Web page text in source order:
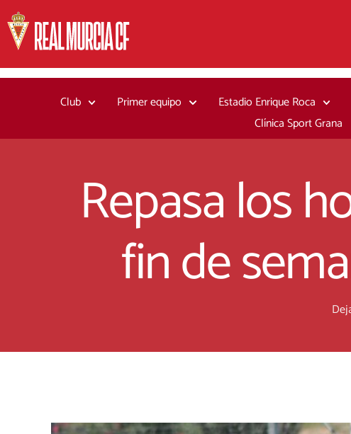
al
contenido
Club Primer equipo Estadio Enrique Roca
Clínica Sport Grana
Repasa los
fin de